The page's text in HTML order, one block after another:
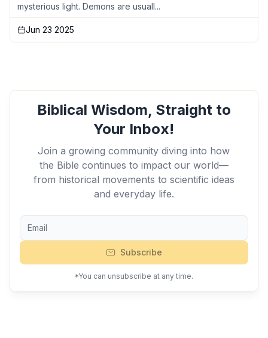
mysterious light. Demons are usuall...
Jun 23 2025
Biblical Wisdom, Straight to
Your Inbox!
Join a growing community diving into how
the Bible continues to impact our world—
from historical movements to scientific ideas
and everyday life.
Subscribe
*You can unsubscribe at any time.